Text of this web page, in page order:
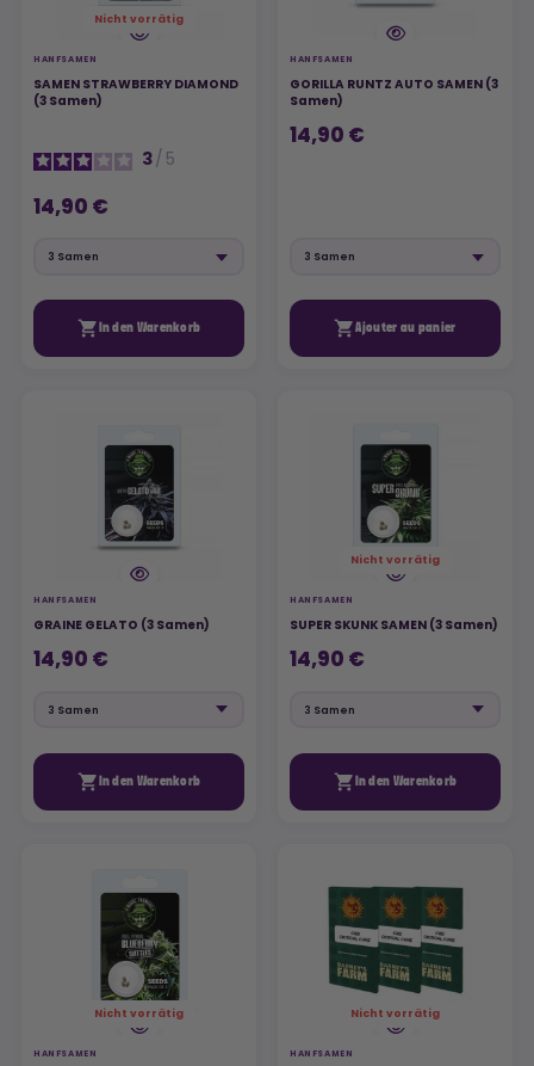
Nicht vorrätig
HANFSAMEN
SAMEN STRAWBERRY DIAMOND
(3 Samen)
3/ 5
14,90 €
 In den Warenkorb
HANFSAMEN
GORILLA RUNTZ AUTO SAMEN (3
Samen)
14,90 €
Ajouter au panier
HANFSAMEN
GRAINE GELATO (3 Samen)
14,90 €
 In den Warenkorb
Nicht vorrätig
HANFSAMEN
SUPER SKUNK SAMEN (3 Samen)
14,90 €
 In den Warenkorb
Nicht vorrätig
HANFSAMEN
Nicht vorrätig
HANFSAMEN